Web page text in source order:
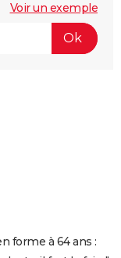
Voir un exemple
forme à 64 ans :